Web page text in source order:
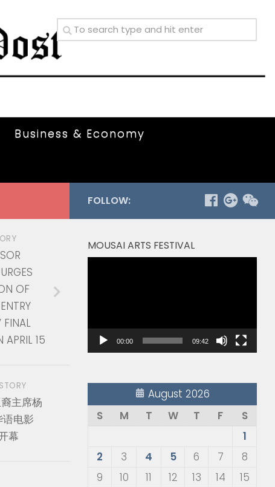
Business & Economy
FOLLOW:
MOUSAI ARTS FESTIVAL
00:00 09:42
August 2026
S
M T W T F
S
1
2
3 4 5 6 7
8
9
10 11 12 13 14
15
OF
FINAL
APRIL 15
主席杨
语电影
幕